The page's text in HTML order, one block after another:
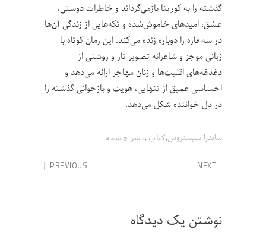
گذشته را به کورینا بازمی‌گرداند و خاطرات دوستی،
عشق، امیدهای خاموش‌شده و تکه‌هایی از زندگی آن‌ها
در سه قاره را دوباره زنده می‌کند. این رمان کوتاه با
زبانی موجز و شاعرانه تصویر تار و روشنی از
دغدغه‌های اقلیت‌ها و زنان مهاجر ارائه می‌دهد و
احساسی عمیق از تنهایی، هویت و بازخوانی گذشته را
در دل خواننده شکل می‌دهد.
ساندرا سیسنروس,کتاب ,نشر چشمه
PREVIOUS NEXT
نوشتن یک دیدگاه